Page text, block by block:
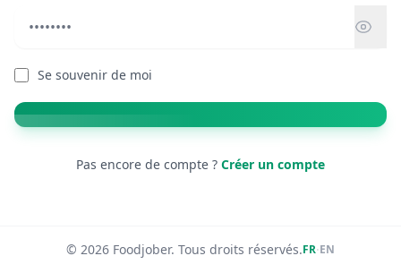
Se souvenir de moi
Pas encore de compte ? Créer un compte
© 2026 Foodjober. Tous droits réservés.FR·EN